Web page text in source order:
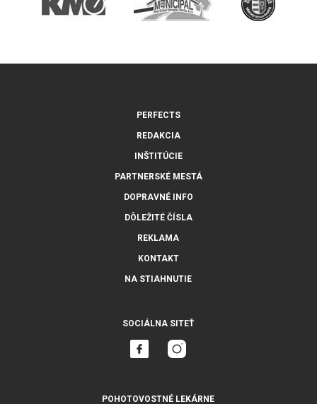
PERFECTS
REDAKCIA
INŠTITÚCIE
PARTNERSKÉ MESTÁ
DOPRAVNÉ INFO
DÔLEŽITÉ ČÍSLA
REKLAMA
KONTAKT
NA STIAHNUTIE
SOCIÁLNA SITEŤ
POHOTOVOSTNÉ LEKÁRNE